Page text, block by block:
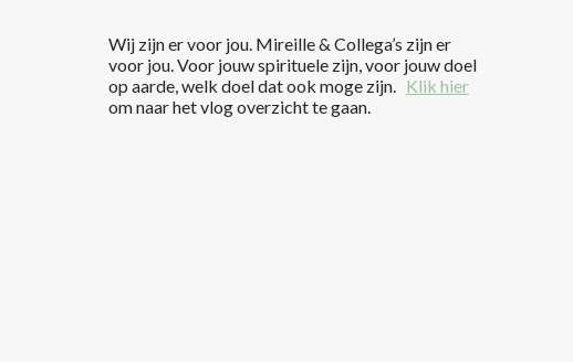
Wij zijn er voor jou. Mireille & Collega’s zijn er
voor jou. Voor jouw spirituele zijn, voor jouw doel
op aarde, welk doel dat ook moge zijn. Klik hier
om naar het vlog overzicht te gaan.